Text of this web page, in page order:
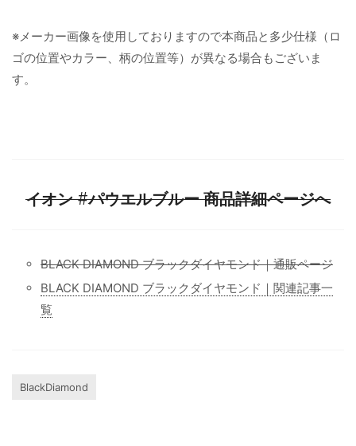
※メーカー画像を使用しておりますので本商品と多少仕様（ロ
ゴの位置やカラー、柄の位置等）が異なる場合もございま
す。
イオン #パウエルブルー 商品詳細ページへ
BLACK DIAMOND ブラックダイヤモンド｜通販ページ
BLACK DIAMOND ブラックダイヤモンド｜関連記事一
覧
BlackDiamond